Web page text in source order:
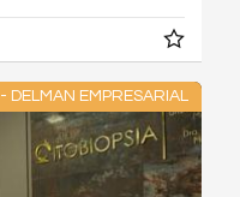
DELMAN EMPRESARIAL